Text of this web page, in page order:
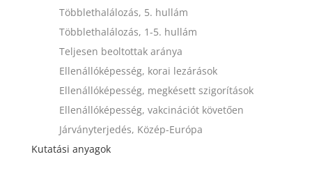
Többlethalálozás, 5. hullám
Többlethalálozás, 1-5. hullám
Teljesen beoltottak aránya
Ellenállóképesség, korai lezárások
Ellenállóképesség, megkésett szigorítások
Ellenállóképesség, vakcinációt követően
Járványterjedés, Közép-Európa
Kutatási anyagok